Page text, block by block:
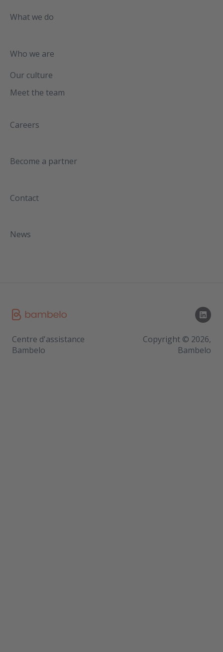
What we do
Who we are
Our culture
Meet the team
Careers
Become a partner
Contact
News
Centre d'assistance
Bambelo
Copyright © 2026,
Bambelo